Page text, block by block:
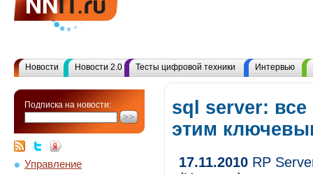
Новости Новости 2.0 Тесты цифровой техники Интервью
Подписка на новости:
Управление
sql server:
этим
17.11.2010 RP